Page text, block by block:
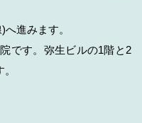
進みます。
です。弥生ビルの1階と2